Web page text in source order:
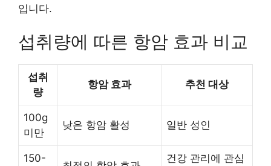
입니다.
섭취량에 따른 항암 효과 비교
섭취
량
항암 효과 추천 대상
100g
미만
낮은 항암 활성 일반 성인
150- 건강 관리에 관심